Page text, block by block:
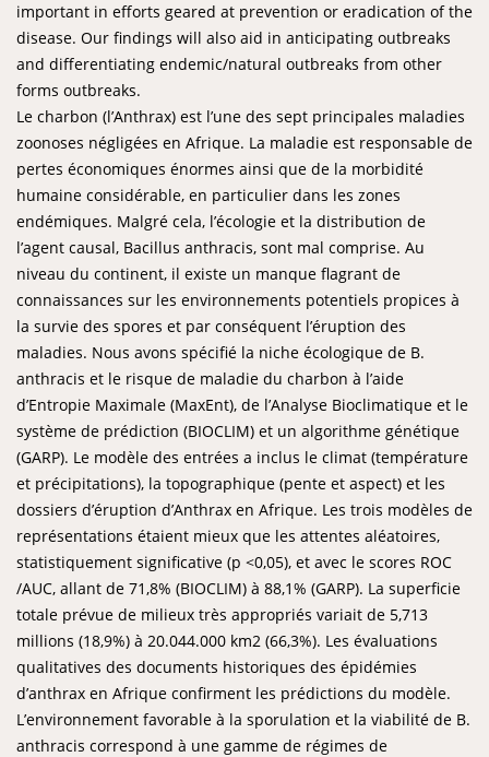
important in efforts geared at prevention or eradication of the
disease. Our findings will also aid in anticipating outbreaks
and differentiating endemic/natural outbreaks from other
forms outbreaks.
Le charbon (l’Anthrax) est l’une des sept principales maladies
zoonoses négligées en Afrique. La maladie est responsable de
pertes économiques énormes ainsi que de la morbidité
humaine considérable, en particulier dans les zones
endémiques. Malgré cela, l’écologie et la distribution de
l’agent causal, Bacillus anthracis, sont mal comprise. Au
niveau du continent, il existe un manque flagrant de
connaissances sur les environnements potentiels propices à
la survie des spores et par conséquent l’éruption des
maladies. Nous avons spécifié la niche écologique de B.
anthracis et le risque de maladie du charbon à l’aide
d’Entropie Maximale (MaxEnt), de l’Analyse Bioclimatique et le
système de prédiction (BIOCLIM) et un algorithme génétique
(GARP). Le modèle des entrées a inclus le climat (température
et précipitations), la topographique (pente et aspect) et les
dossiers d’éruption d’Anthrax en Afrique. Les trois modèles de
représentations étaient mieux que les attentes aléatoires,
statistiquement significative (p <0,05), et avec le scores ROC
/AUC, allant de 71,8% (BIOCLIM) à 88,1% (GARP). La superficie
totale prévue de milieux très appropriés variait de 5,713
millions (18,9%) à 20.044.000 km2 (66,3%). Les évaluations
qualitatives des documents historiques des épidémies
d’anthrax en Afrique confirment les prédictions du modèle.
L’environnement favorable à la sporulation et la viabilité de B.
anthracis correspond à une gamme de régimes de